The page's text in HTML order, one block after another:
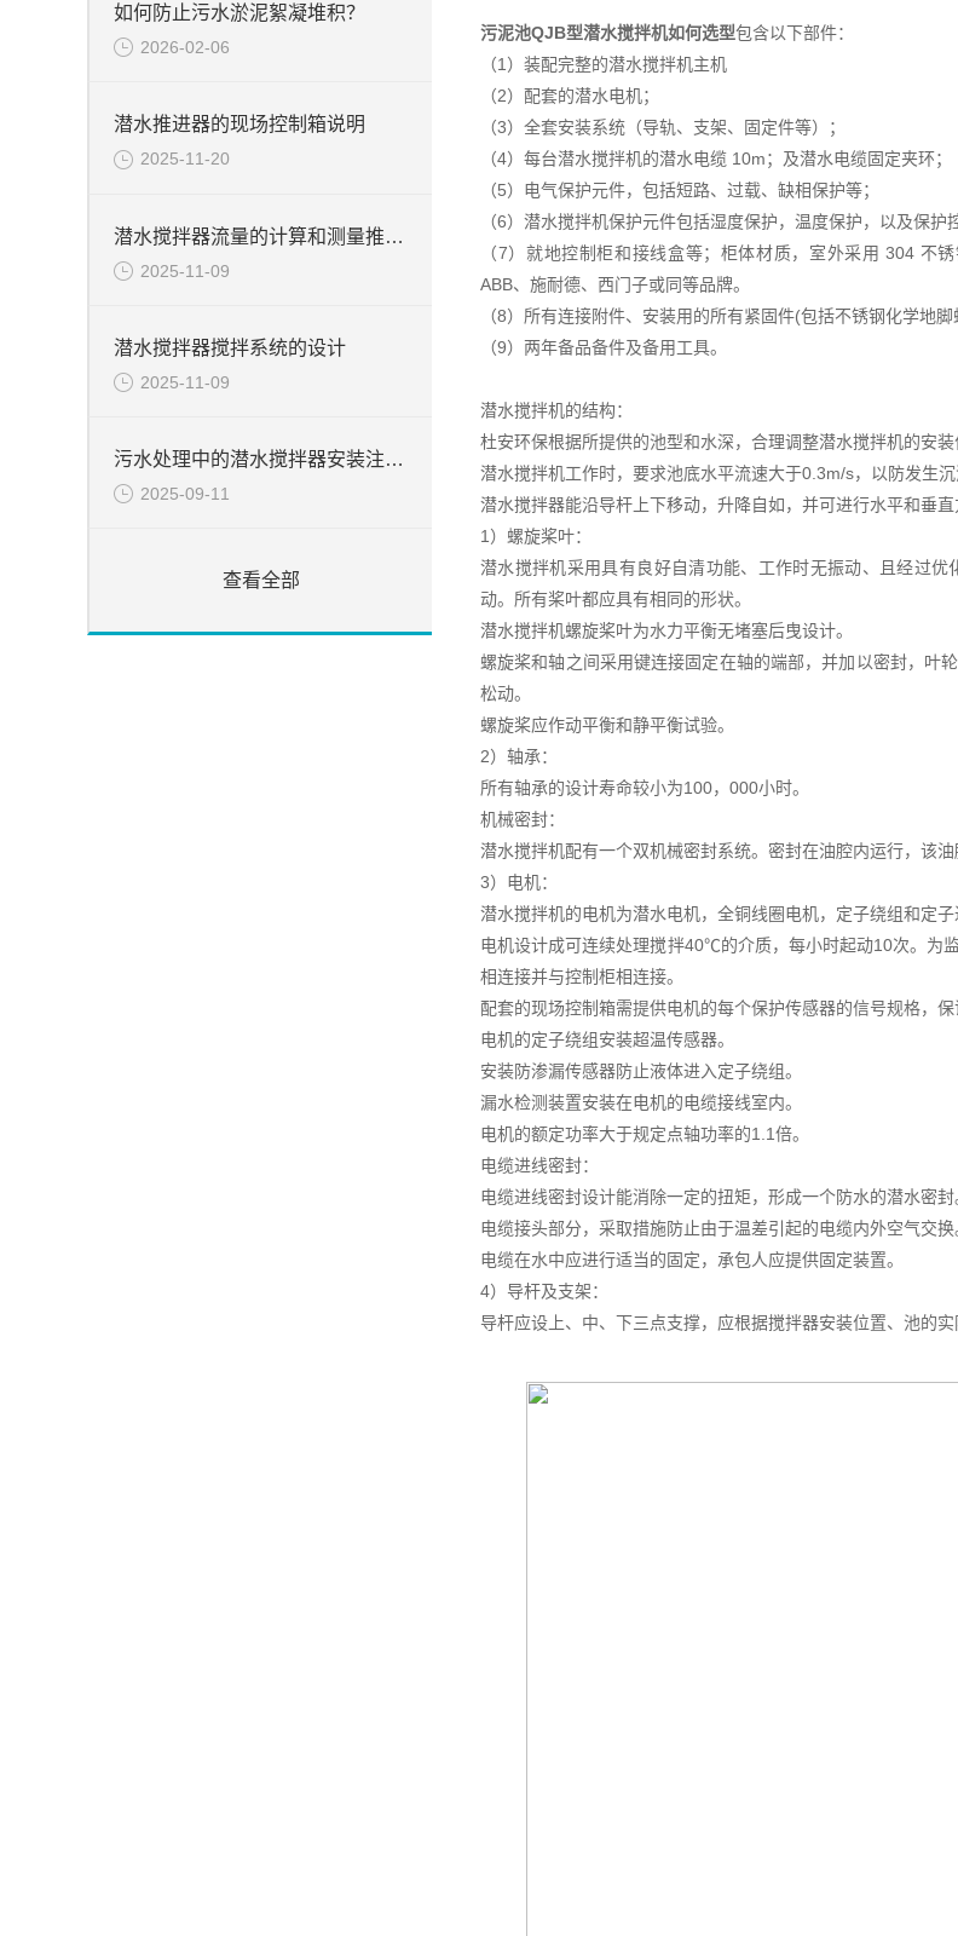
如何防止污水淤泥絮凝堆积？
2026-02-06
潜水推进器的现场控制箱说明
2025-11-20
潜水搅拌器流量的计算和测量推力的试验台介绍
2025-11-09
潜水搅拌器搅拌系统的设计
2025-11-09
污水处理中的潜水搅拌器安装注意事项
2025-09-11
查看全部
污泥池QJB型潜水搅拌机如何选型包含以下部件：
（1）装配完整的潜水搅拌机主机
（2）配套的潜水电机；
（3）全套安装系统（导轨、支架、固定件等）；
（4）每台潜水搅拌机的潜水电缆 10m；及潜水电缆固定夹环；
（5）电气保护元件，包括短路、过载、缺相保护等；
（6）潜水搅拌机保护元件包括湿度保护，温度保护，以及保护
（7）就地控制柜和接线盒等；柜体材质，室外采用 304 不
ABB、施耐德、西门子或同等品牌。
（8）所有连接附件、安装用的所有紧固件(包括不锈钢化学地脚
（9）两年备品备件及备用工具。
潜水搅拌机的结构：
杜安环保根据所提供的池型和水深，合理调整潜水搅拌机的安装
潜水搅拌机工作时，要求池底水平流速大于0.3m/s，以防发生沉
潜水搅拌器能沿导杆上下移动，升降自如，并可进行水平和垂直
1）螺旋桨叶：
潜水搅拌机采用具有良好自清功能、工作时无振动、且经过
动。所有桨叶都应具有相同的形状。
潜水搅拌机螺旋桨叶为水力平衡无堵塞后曳设计。
螺旋桨和轴之间采用键连接固定在轴的端部，并加以密封，叶
松动。
螺旋桨应作动平衡和静平衡试验。
2）轴承：
所有轴承的设计寿命较小为100，000小时。
机械密封：
潜水搅拌机配有一个双机械密封系统。密封在油腔内运行，该
3）电机：
潜水搅拌机的电机为潜水电机，全铜线圈电机，定子绕组和定
电机设计成可连续处理搅拌40℃的介质，每小时起动10次。为
相连接并与控制柜相连接。
配套的现场控制箱需提供电机的每个保护传感器的信号规格，保
电机的定子绕组安装超温传感器。
安装防渗漏传感器防止液体进入定子绕组。
漏水检测装置安装在电机的电缆接线室内。
电机的额定功率大于规定点轴功率的1.1倍。
电缆进线密封：
电缆进线密封设计能消除一定的扭矩，形成一个防水的潜水密
电缆接头部分，采取措施防止由于温差引起的电缆内外空气交换
电缆在水中应进行适当的固定，承包人应提供固定装置。
4）导杆及支架：
导杆应设上、中、下三点支撑，应根据搅拌器安装位置、池的实